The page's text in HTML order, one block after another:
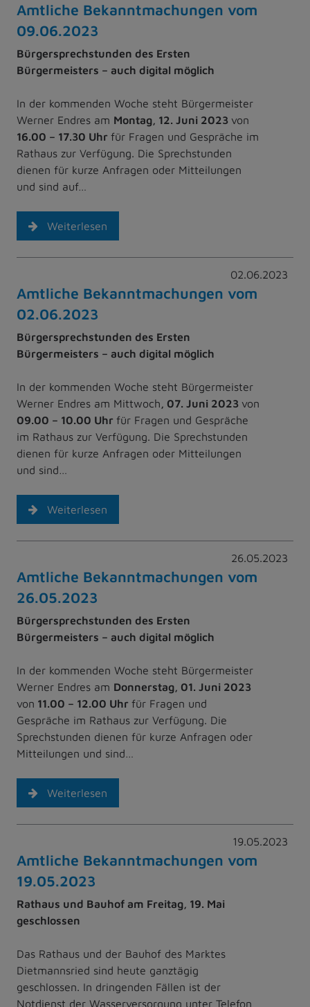
Amtliche Bekanntmachungen vom
09.06.2023
Bürgersprechstunden des Ersten
Bürgermeisters – auch digital möglich
In der kommenden Woche steht Bürgermeister
Werner Endres am Montag, 12. Juni 2023 von
16.00 – 17.30 Uhr für Fragen und Gespräche im
Rathaus zur Verfügung. Die Sprechstunden
dienen für kurze Anfragen oder Mitteilungen
und sind auf…
Weiterlesen
02.06.2023
Amtliche Bekanntmachungen vom
02.06.2023
Bürgersprechstunden des Ersten
Bürgermeisters – auch digital möglich
In der kommenden Woche steht Bürgermeister
Werner Endres am Mittwoch, 07. Juni 2023 von
09.00 – 10.00 Uhr für Fragen und Gespräche
im Rathaus zur Verfügung. Die Sprechstunden
dienen für kurze Anfragen oder Mitteilungen
und sind…
Weiterlesen
26.05.2023
Amtliche Bekanntmachungen vom
26.05.2023
Bürgersprechstunden des Ersten
Bürgermeisters – auch digital möglich
In der kommenden Woche steht Bürgermeister
Werner Endres am Donnerstag, 01. Juni 2023
von 11.00 – 12.00 Uhr für Fragen und
Gespräche im Rathaus zur Verfügung. Die
Sprechstunden dienen für kurze Anfragen oder
Mitteilungen und sind…
Weiterlesen
19.05.2023
Amtliche Bekanntmachungen vom
19.05.2023
Rathaus und Bauhof am Freitag, 19. Mai
geschlossen
Das Rathaus und der Bauhof des Marktes
Dietmannsried sind heute ganztägig
geschlossen. In dringenden Fällen ist der
Notdienst der Wasserversorgung unter Telefon